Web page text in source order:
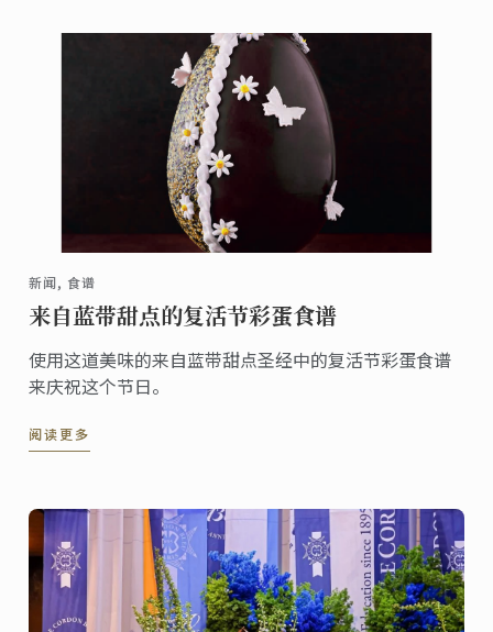
新闻, 食谱
来自蓝带甜点的复活节彩蛋食谱
使用这道美味的来自蓝带甜点圣经中的复活节彩蛋食谱
来庆祝这个节日。
阅读更多